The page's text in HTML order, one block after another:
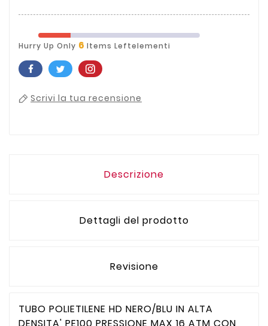
Hurry Up Only 6 Items Leftelementi
Scrivi la tua recensione
Descrizione
Dettagli del prodotto
Revisione
TUBO POLIETILENE HD NERO/BLU IN ALTA